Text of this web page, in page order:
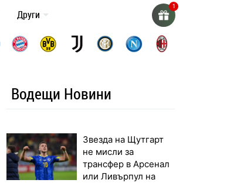
Други
Водещи Новини
Звезда на Щутгарт
не мисли за
трансфер в Арсенал
или Ливърпул на